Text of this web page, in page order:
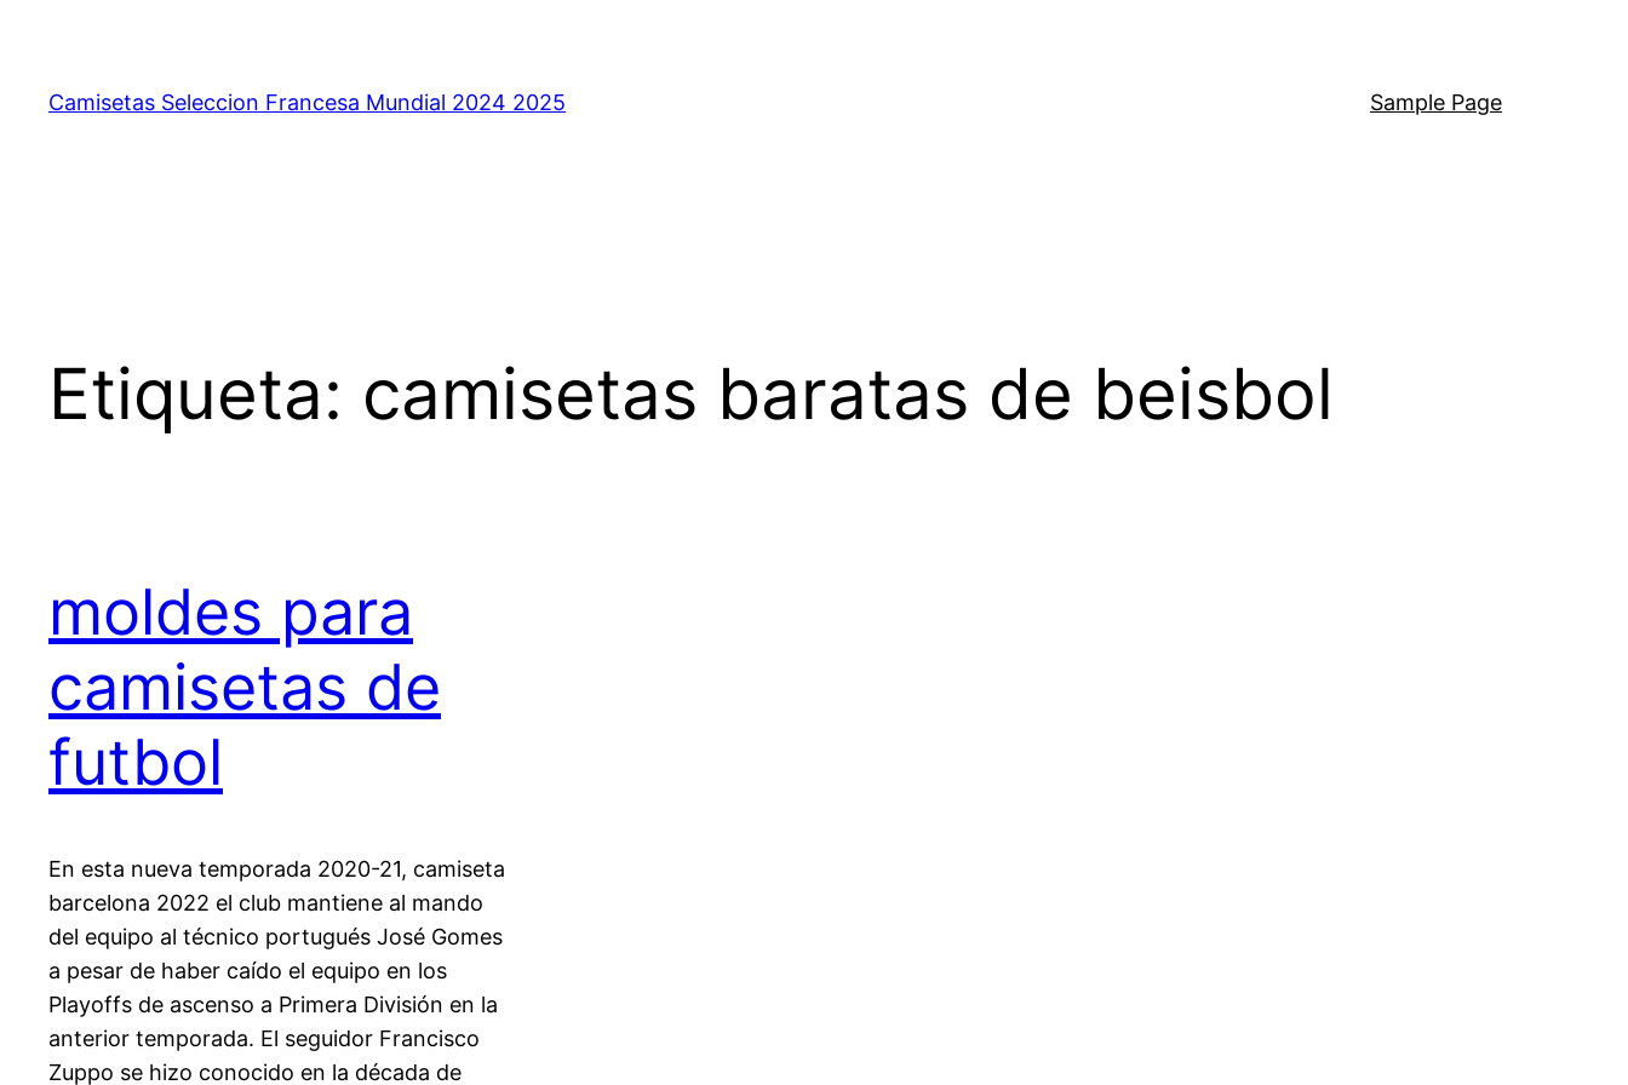
contenido
Camisetas Seleccion Francesa Mundial 2024 2025 Sample Page
Etiqueta: camisetas baratas de beisbol
moldes para
camisetas de
futbol
En esta nueva temporada 2020-21, camiseta
barcelona 2022 el club mantiene al mando
del equipo al técnico portugués José Gomes
a pesar de haber caído el equipo en los
Playoffs de ascenso a Primera División en la
anterior temporada. El seguidor Francisco
Zuppo se hizo conocido en la década de